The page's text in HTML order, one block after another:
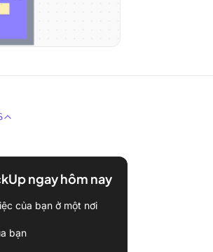
ngay hôm nay
của bạn ở một nơi
bạn